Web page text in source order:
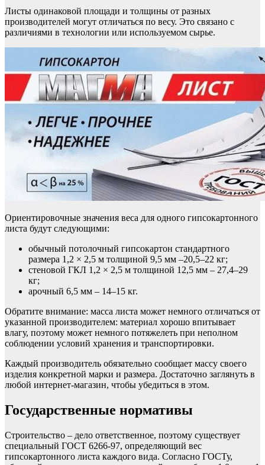
Листы одинаковой площади и толщины от разных
производителей могут отличаться по весу. Это связано с
различиями в технологии или используемом сырье.
Ориентировочные значения веса для одного гипсокартонного
листа будут следующими:
обычный потолочный гипсокартон стандартного
размера 1,2 × 2,5 м толщиной 9,5 мм –20,5–22 кг;
стеновой ГКЛ 1,2 × 2,5 м толщиной 12,5 мм – 27,4–29
кг;
арочный 6,5 мм – 14–15 кг.
Обратите внимание: масса листа может немного отличаться от
указанной производителем: материал хорошо впитывает
влагу, поэтому может немного потяжелеть при неполном
соблюдении условий хранения и транспортировки.
Каждый производитель обязательно сообщает массу своего
изделия конкретной марки и размера. Достаточно заглянуть в
любой интернет-магазин, чтобы убедиться в этом.
Государственные нормативы
Строительство – дело ответственное, поэтому существует
специальный ГОСТ 6266-97, определяющий вес
гипсокартонного листа каждого вида. Согласно ГОСТу,